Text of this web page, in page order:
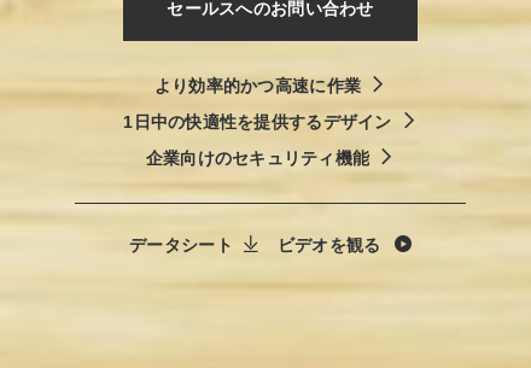
セールスへのお問い合わせ
より効率的かつ高速に作業
1日中の快適性を提供するデザイン
企業向けのセキュリティ機能
データシート ビデオを観る